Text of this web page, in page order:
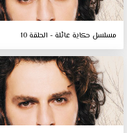
مسلسل حكاية عائلة - الحلقة 10